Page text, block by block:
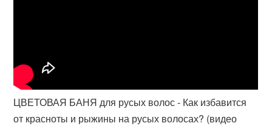
ЦВЕТОВАЯ БАНЯ для русых волос - Как избавится
от красноты и рыжины на русых волосах? (видео